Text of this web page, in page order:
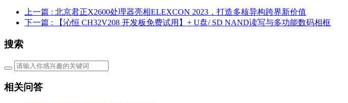
上一篇 : 北京君正X2600处理器亮相ELEXCON 2023，打造多核异构跨界新价值
下一篇 : 【沁恒 CH32V208 开发板免费试用】+ U盘/ SD NAND读写与多功能数码相框
搜索
相关问答